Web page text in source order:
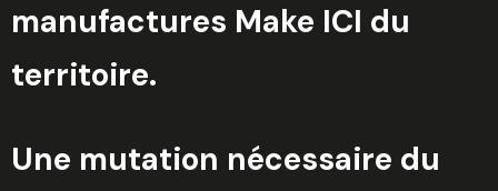
manufactures Make ICI du
territoire.
Une mutation nécessaire du